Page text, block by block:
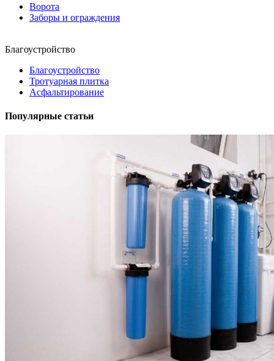
Ворота
Заборы и ограждения
Благоустройство
Благоустройство
Тротуарная плитка
Асфальтирование
Популярные статьи